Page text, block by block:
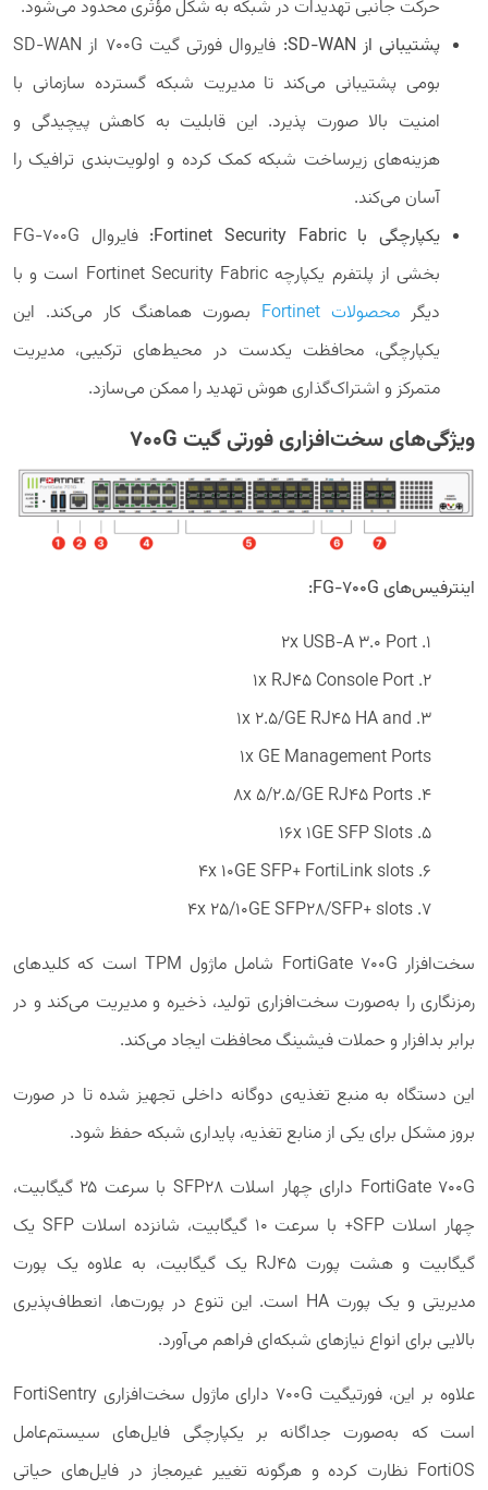
حرکت جانبی تهدیدات در شبکه به شکل مؤثری محدود می‌شود.
پشتیبانی از SD-WAN
:
فایروال فورتی گیت 700G از SD-WAN
بومی پشتیبانی می‌کند تا مدیریت شبکه گسترده سازمانی با
امنیت بالا صورت پذیرد. این قابلیت به کاهش پیچیدگی و
هزینه‌های زیرساخت شبکه کمک کرده و اولویت‌بندی ترافیک را
آسان می‌کند.
یکپارچگی باFortinet Security Fabric
:
فایروال FG-700G
بخشی از پلتفرم یکپارچه Fortinet Security Fabric است و با
دیگر محصولات Fortinet
بصورت هماهنگ کار می‌کند. این
یکپارچگی، محافظت یکدست در محیط‌های ترکیبی، مدیریت
متمرکز و اشتراک‌گذاری هوش تهدید را ممکن می‌سازد.
ویژگی‌های سخت‌افزاری فورتی گیت 700G
اینترفیس‌های FG-700G:
1. 2x USB-A 3.0 Port
2. 1x RJ45 Console Port
3. 1x 2.5/GE RJ45 HA and
1x GE Management Ports
4. 8x 5/2.5/GE RJ45 Ports
5. 16x 1GE SFP Slots
6. 4x 10GE SFP+ FortiLink slots
7. 4x 25/10GE SFP28/SFP+ slots
سخت‌افزار FortiGate 700G شامل ماژول TPM است که کلیدهای
رمزنگاری را به‌صورت سخت‌افزاری تولید، ذخیره و مدیریت می‌کند و در
برابر بدافزار و حملات فیشینگ محافظت ایجاد می‌کند.
این دستگاه به منبع تغذیه‌ی دوگانه داخلی تجهیز شده تا در صورت
بروز مشکل برای یکی از منابع تغذیه، پایداری شبکه حفظ شود.
FortiGate 700G دارای چهار اسلات SFP28 با سرعت ۲۵ گیگابیت،
چهار اسلات SFP+ با سرعت ۱۰ گیگابیت، شانزده اسلات SFP یک
گیگابیت و هشت پورت RJ45 یک گیگابیت، به علاوه یک پورت
مدیریتی و یک پورت HA است. این تنوع در پورت‌ها، انعطاف‌پذیری
بالایی برای انواع نیازهای شبکه‌ای فراهم می‌آورد.
علاوه بر این، فورتیگیت 700G دارای ماژول سخت‌افزاری FortiSentry
است که به‌صورت جداگانه بر یکپارچگی فایل‌های سیستم‌عامل
FortiOS نظارت کرده و هرگونه تغییر غیرمجاز در فایل‌های حیاتی